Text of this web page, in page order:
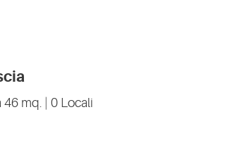
46 mq.
0 Locali